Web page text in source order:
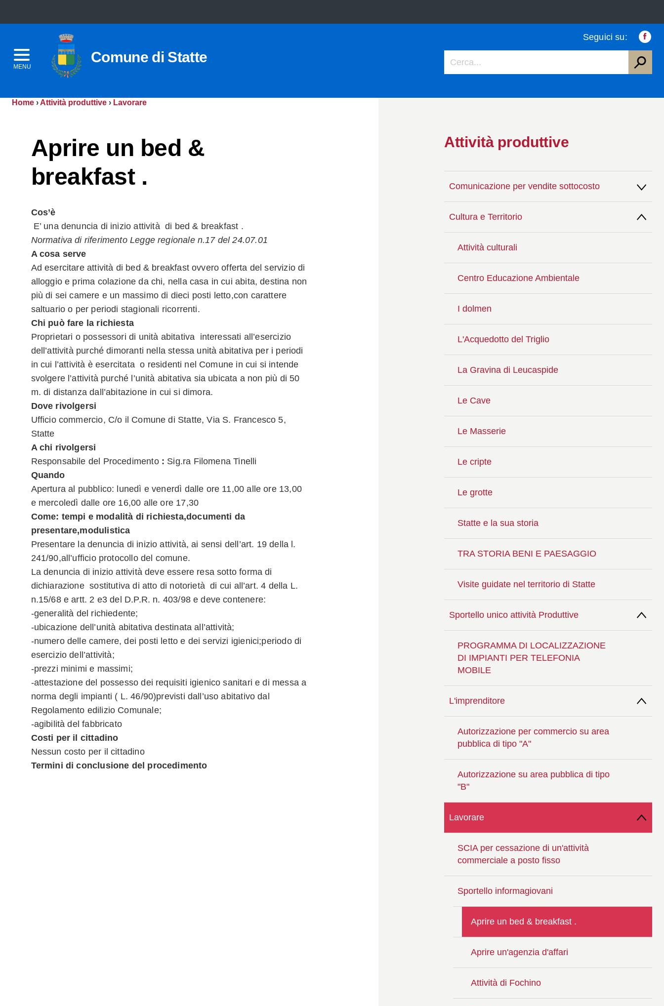
MENU
Comune di Statte
Seguici su:
Home › Attività produttive › Lavorare
Aprire un bed &
breakfast .
Cos’è
E’ una denuncia di inizio attività di bed & breakfast .
Normativa di riferimento Legge regionale n.17 del 24.07.01
A cosa serve
Ad esercitare attività di bed & breakfast ovvero offerta del servizio di
alloggio e prima colazione da chi, nella casa in cui abita, destina non
più di sei camere e un massimo di dieci posti letto,con carattere
saltuario o per periodi stagionali ricorrenti.
Chi può fare la richiesta
Proprietari o possessori di unità abitativa interessati all’esercizio
dell’attività purché dimoranti nella stessa unità abitativa per i periodi
in cui l’attività è esercitata o residenti nel Comune in cui si intende
svolgere l’attività purché l’unità abitativa sia ubicata a non più di 50
m. di distanza dall’abitazione in cui si dimora.
Dove rivolgersi
Ufficio commercio, C/o il Comune di Statte, Via S. Francesco 5,
Statte
A chi rivolgersi
Responsabile del Procedimento : Sig.ra Filomena Tinelli
Quando
Apertura al pubblico: lunedì e venerdì dalle ore 11,00 alle ore 13,00
e mercoledì dalle ore 16,00 alle ore 17,30
Come: tempi e modalità di richiesta,documenti da
presentare,modulistica
Presentare la denuncia di inizio attività, ai sensi dell’art. 19 della l.
241/90,all’ufficio protocollo del comune.
La denuncia di inizio attività deve essere resa sotto forma di
dichiarazione sostitutiva di atto di notorietà di cui all’art. 4 della L.
n.15/68 e artt. 2 e3 del D.P.R. n. 403/98 e deve contenere:
-generalità del richiedente;
-ubicazione dell’unità abitativa destinata all’attività;
-numero delle camere, dei posti letto e dei servizi igienici;periodo di
esercizio dell’attività;
-prezzi minimi e massimi;
-attestazione del possesso dei requisiti igienico sanitari e di messa a
norma degli impianti ( L. 46/90)previsti dall’uso abitativo dal
Regolamento edilizio Comunale;
-agibilità del fabbricato
Costi per il cittadino
Nessun costo per il cittadino
Termini di conclusione del procedimento
Attività produttive
Comunicazione per vendite sottocosto
Cultura e Territorio
Attività culturali
Centro Educazione Ambientale
I dolmen
L'Acquedotto del Triglio
La Gravina di Leucaspide
Le Cave
Le Masserie
Le cripte
Le grotte
Statte e la sua storia
TRA STORIA BENI E PAESAGGIO
Visite guidate nel territorio di Statte
Sportello unico attività Produttive
PROGRAMMA DI LOCALIZZAZIONE
DI IMPIANTI PER TELEFONIA
MOBILE
L'imprenditore
Autorizzazione per commercio su area
pubblica di tipo "A"
Autorizzazione su area pubblica di tipo
"B"
Lavorare
SCIA per cessazione di un'attività
commerciale a posto fisso
Sportello informagiovani
Aprire un bed & breakfast .
Aprire un'agenzia d'affari
Attività di Fochino